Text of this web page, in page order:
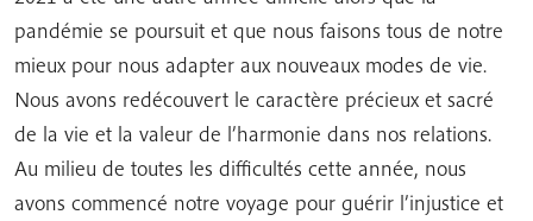
pandémie se poursuit et que nous faisons tous de notre
mieux pour nous adapter aux nouveaux modes de vie.
Nous avons redécouvert le caractère précieux et sacré
de la vie et la valeur de l’harmonie dans nos relations.
Au milieu de toutes les difficultés cette année, nous
avons commencé notre voyage pour guérir l’injustice et